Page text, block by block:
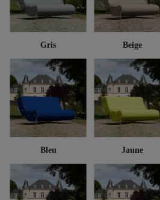
Gris Beige
Bleu Jaune